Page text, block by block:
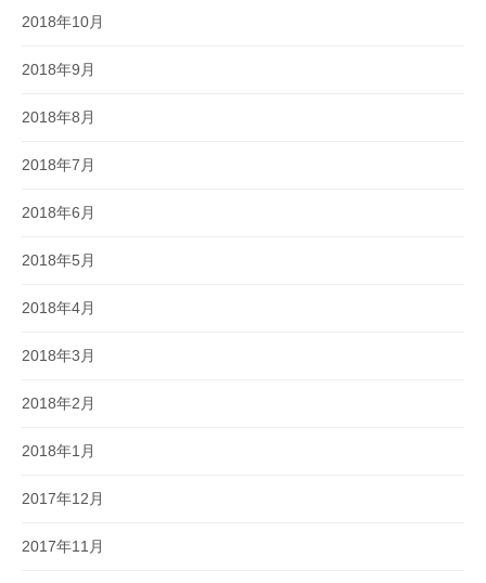
2018年10月
2018年9月
2018年8月
2018年7月
2018年6月
2018年5月
2018年4月
2018年3月
2018年2月
2018年1月
2017年12月
2017年11月